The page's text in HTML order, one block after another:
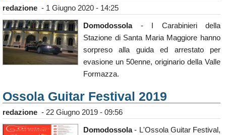
redazione - 1 Giugno 2020 - 14:25
Domodossola- I Carabinieri della
Stazione di Santa Maria Maggiore hanno
sorpreso alla guida ed arrestato per
evasione un 50enne, originario della Valle
Formazza.
Ossola Guitar Festival 2019
redazione - 22 Giugno 2019 - 09:56
Domodossola- L'Ossola Guitar Festival,